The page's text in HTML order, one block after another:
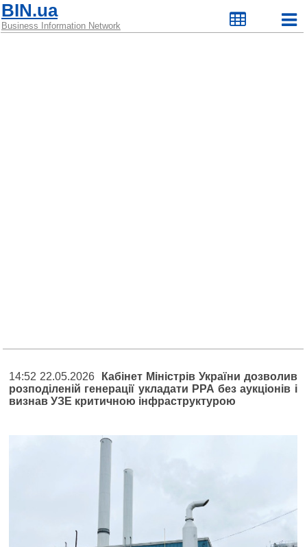
BIN.ua
Business Information Network
14:52 22.05.2026
Кабінет Міністрів України дозволив
розподіленій генерації укладати PPA без аукціонів і
визнав УЗЕ критичною інфраструктурою